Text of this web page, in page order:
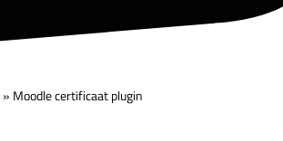
» Moodle certificaat plugin